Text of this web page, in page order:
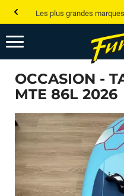
Les plus grandes
Jusqu’à -75% de remise
💰 Meilleur prix garanti —
Besoin de conseils de pro
OCCASION -
MTE 86L 2026